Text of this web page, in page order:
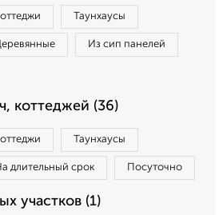
Таунхаусы
Из сип панелей
коттеджей (36)
Таунхаусы
длительный срок Посуточно
участков (1)